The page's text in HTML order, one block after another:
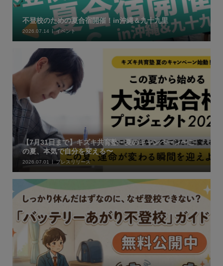
不登校のための夏合宿開催！in沖縄＆九十九里
2026.07.14 イベント
【7月31日まで】キズキ共育塾・夏のキャンペーン〜こ
の夏、本気で自分を変える〜
2026.07.01 プレスリリース